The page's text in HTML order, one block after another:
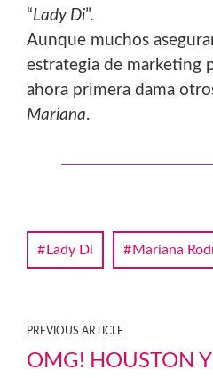
“Lady Di”.
Aunque muchos
estrategia de marketing
ahora primera dama
Mariana.
Lady Di Mariana
PREVIOUS ARTICLE
OMG! HOUSTON